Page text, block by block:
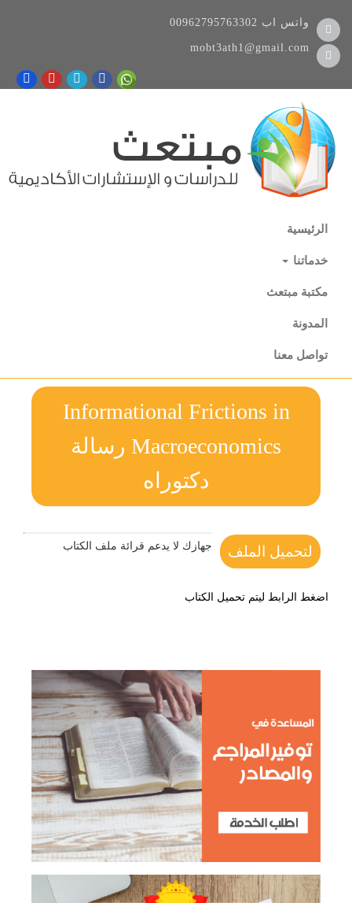
00962795763302 واتس اب
mobt3ath1@gmail.com
الرئيسية
خدماتنا
مكتبة مبتعث
المدونة
تواصل معنا
Informational Frictions in
Macroeconomics رسالة
دكتوراه
لتحميل الملف جهازك لا يدعم قرائة ملف الكتاب
اضغط الرابط ليتم تحميل الكتاب